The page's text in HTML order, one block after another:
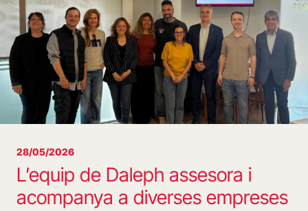
28/05/2026
L’equip de Daleph assesora i
acompanya a diverses empreses